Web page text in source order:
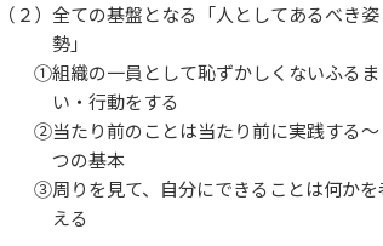
（２）全ての基盤となる「人としてあるべき姿
勢」
①組織の一員として恥ずかしくないふるま
い・行動をする
②当たり前のことは当たり前に実践する～
つの基本
③周りを見て、自分にできることは何かを
える